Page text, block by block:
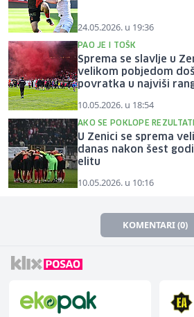
24.05.2026. u 19:36
PAO JE I TOŠK
Sprema se slavlje u
velikom pobjedom
povratka u najviši
10.05.2026. u 18:54
AKO SE POKLOPE REZULTATI
U Zenici se sprema
danas nakon šest
elitu
10.05.2026. u 10:16
KOMENTARI (0)